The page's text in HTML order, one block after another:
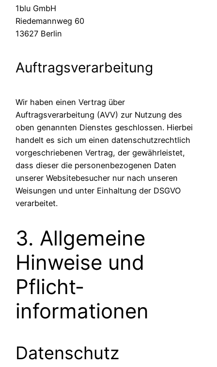
1blu GmbH
Riedemannweg 60
13627 Berlin
Auftragsverarbeitung
Wir haben einen Vertrag über
Auftragsverarbeitung (AVV) zur Nutzung des
oben genannten Dienstes geschlossen. Hierbei
handelt es sich um einen datenschutzrechtlich
vorgeschriebenen Vertrag, der gewährleistet,
dass dieser die personenbezogenen Daten
unserer Websitebesucher nur nach unseren
Weisungen und unter Einhaltung der DSGVO
verarbeitet.
3. Allgemeine
Hinweise und
Pflicht­
informationen
Datenschutz